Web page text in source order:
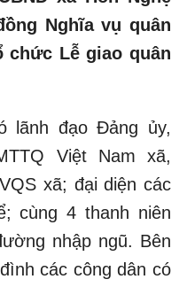
Nghĩa vụ quân
chức Lễ giao quân
lãnh đạo Đảng ủy,
Việt Nam xã,
xã; đại diện các
cùng 4 thanh niên
nhập ngũ. Bên
các công dân có